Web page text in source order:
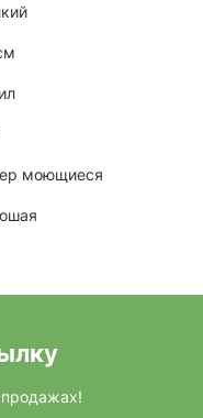
моющиеся